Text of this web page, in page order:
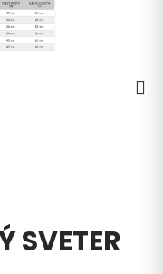
SVETER